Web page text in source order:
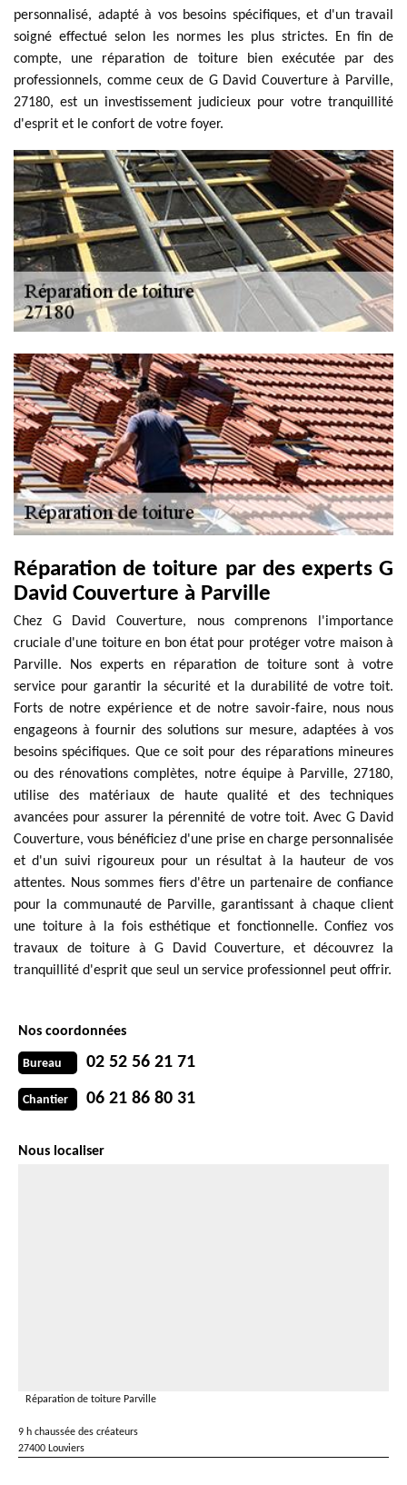
personnalisé, adapté à vos besoins spécifiques, et d'un travail
soigné effectué selon les normes les plus strictes. En fin de
compte, une réparation de toiture bien exécutée par des
professionnels, comme ceux de G David Couverture à Parville,
27180, est un investissement judicieux pour votre tranquillité
d'esprit et le confort de votre foyer.
Réparation de toiture par des experts G
David Couverture à Parville
Chez G David Couverture, nous comprenons l'importance
cruciale d'une toiture en bon état pour protéger votre maison à
Parville. Nos experts en réparation de toiture sont à votre
service pour garantir la sécurité et la durabilité de votre toit.
Forts de notre expérience et de notre savoir-faire, nous nous
engageons à fournir des solutions sur mesure, adaptées à vos
besoins spécifiques. Que ce soit pour des réparations mineures
ou des rénovations complètes, notre équipe à Parville, 27180,
utilise des matériaux de haute qualité et des techniques
avancées pour assurer la pérennité de votre toit. Avec G David
Couverture, vous bénéficiez d'une prise en charge personnalisée
et d'un suivi rigoureux pour un résultat à la hauteur de vos
attentes. Nous sommes fiers d'être un partenaire de confiance
pour la communauté de Parville, garantissant à chaque client
une toiture à la fois esthétique et fonctionnelle. Confiez vos
travaux de toiture à G David Couverture, et découvrez la
tranquillité d'esprit que seul un service professionnel peut offrir.
Nos coordonnées
Bureau 02 52 56 21 71
Chantier 06 21 86 80 31
Nous localiser
Réparation de toiture Parville
9 h chaussée des créateurs
27400 Louviers